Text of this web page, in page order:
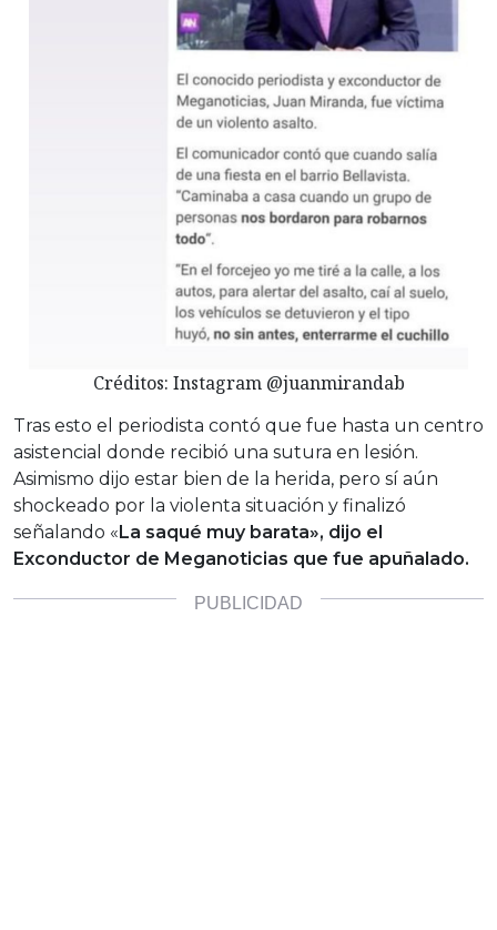
Créditos: Instagram @juanmirandab
Tras esto el periodista contó que fue hasta un centro
asistencial donde recibió una sutura en lesión.
Asimismo dijo estar bien de la herida, pero sí aún
shockeado por la violenta situación y finalizó
señalando «La saqué muy barata», dijo el
Exconductor de Meganoticias que fue apuñalado.